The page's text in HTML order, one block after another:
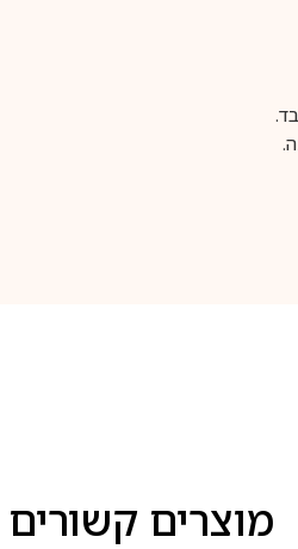
מוצרים קשורים